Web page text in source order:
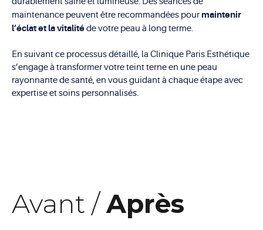
maintenance peuvent être recommandées pour maintenir
l’éclat et la vitalitéde votre peau à long terme.
En suivant ce processus détaillé, la Clinique Paris Esthétique
s’engage à transformer votre teint terne en une peau
rayonnante de santé, en vous guidant à chaque étape avec
expertise et soins personnalisés.
Avant /Après